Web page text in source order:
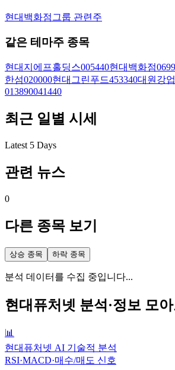
현대백화점그룹 관련주
같은 테마주 종목
현대지에프홀딩스005440현대백화점
한섬020000현대그린푸드453340대원강업
013890041440
최근 일별 시세
Latest 5 Days
관련 뉴스
0
다른 종목 보기
상승 종목 하락 종목
분석 데이터를 수집 중입니다...
현대퓨처넷 분석·정보 모아
📊
현대퓨처넷 AI 기술적 분석
RSI·MACD·매수/매도 신호